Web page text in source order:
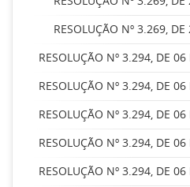
RESOLUÇÃO Nº 3.269,
RESOLUÇÃO Nº 3.294, DE
RESOLUÇÃO Nº 3.294, DE
RESOLUÇÃO Nº 3.294, DE
RESOLUÇÃO Nº 3.294, DE
RESOLUÇÃO Nº 3.294, DE